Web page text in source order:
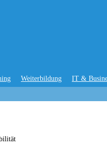
Weiterbildung IT &